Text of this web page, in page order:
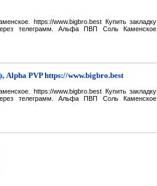
https://www.bigbro.best Купить закладку
телеграмм. Альфа ПВП Соль Каменское
PVP https://www.bigbro.best
https://www.bigbro.best Купить закладку
телеграмм. Альфа ПВП Соль Каменское